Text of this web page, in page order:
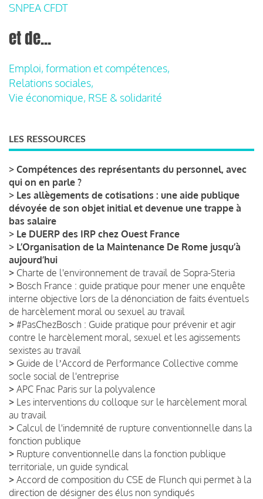
SNPEA CFDT
et de...
Emploi, formation et compétences,
Relations sociales,
Vie économique, RSE & solidarité
LES RESSOURCES
> Compétences des représentants du personnel, avec
qui on en parle ?
> Les allègements de cotisations : une aide publique
dévoyée de son objet initial et devenue une trappe à
bas salaire
> Le DUERP des IRP chez Ouest France
> L’Organisation de la Maintenance De Rome jusqu’à
aujourd’hui
> Charte de l'environnement de travail de Sopra-Steria
> Bosch France : guide pratique pour mener une enquête
interne objective lors de la dénonciation de faits éventuels
de harcèlement moral ou sexuel au travail
> #PasChezBosch : Guide pratique pour prévenir et agir
contre le harcèlement moral, sexuel et les agissements
sexistes au travail
> Guide de lʼAccord de Performance Collective comme
socle social de l'entreprise
> APC Fnac Paris sur la polyvalence
> Les interventions du colloque sur le harcèlement moral
au travail
> Calcul de l'indemnité de rupture conventionnelle dans la
fonction publique
> Rupture conventionnelle dans la fonction publique
territoriale, un guide syndical
> Accord de composition du CSE de Flunch qui permet à la
direction de désigner des élus non syndiqués